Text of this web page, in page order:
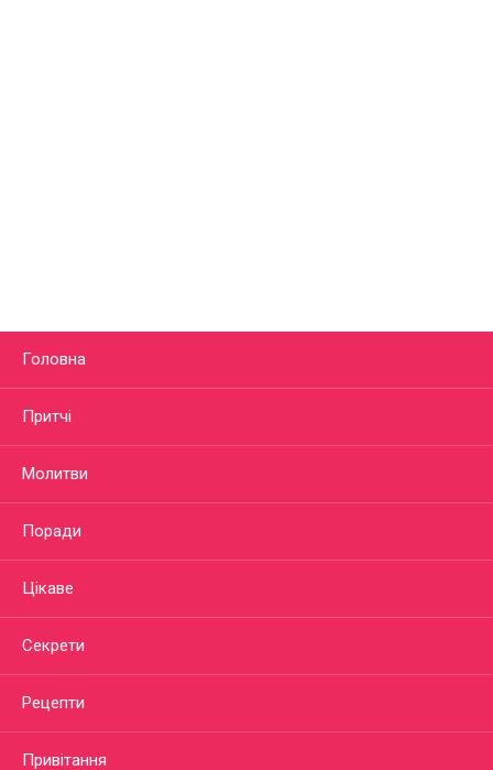
Головна
Притчі
Молитви
Поради
Цікаве
Секрети
Рецепти
Привітання